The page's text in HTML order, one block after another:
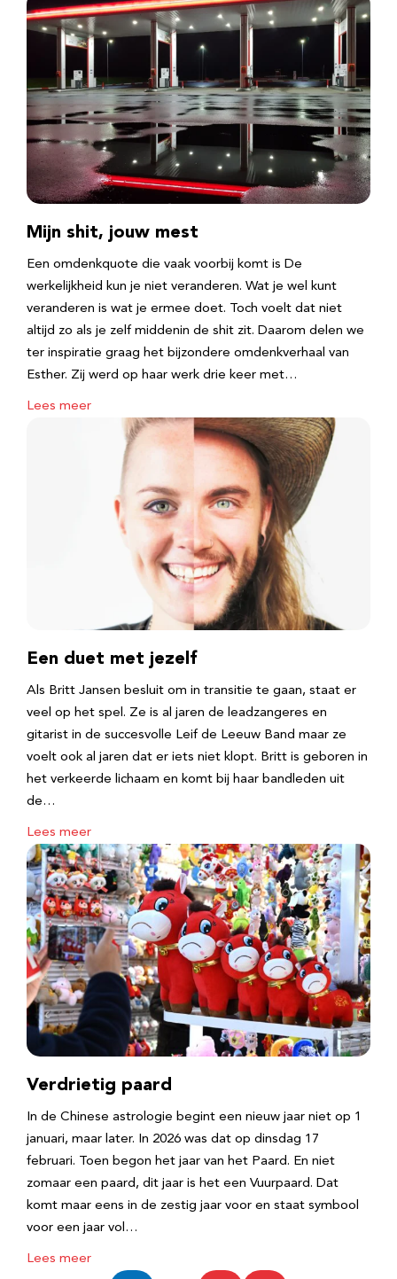
Mijn shit, jouw mest
Een omdenkquote die vaak voorbij komt is De
werkelijkheid kun je niet veranderen. Wat je wel kunt
veranderen is wat je ermee doet. Toch voelt dat niet
altijd zo als je zelf middenin de shit zit. Daarom delen we
ter inspiratie graag het bijzondere omdenkverhaal van
Esther. Zij werd op haar werk drie keer met…
Lees meer
Een duet met jezelf
Als Britt Jansen besluit om in transitie te gaan, staat er
veel op het spel. Ze is al jaren de leadzangeres en
gitarist in de succesvolle Leif de Leeuw Band maar ze
voelt ook al jaren dat er iets niet klopt. Britt is geboren in
het verkeerde lichaam en komt bij haar bandleden uit
de…
Lees meer
Verdrietig paard
In de Chinese astrologie begint een nieuw jaar niet op 1
januari, maar later. In 2026 was dat op dinsdag 17
februari. Toen begon het jaar van het Paard. En niet
zomaar een paard, dit jaar is het een Vuurpaard. Dat
komt maar eens in de zestig jaar voor en staat symbool
voor een jaar vol…
Lees meer